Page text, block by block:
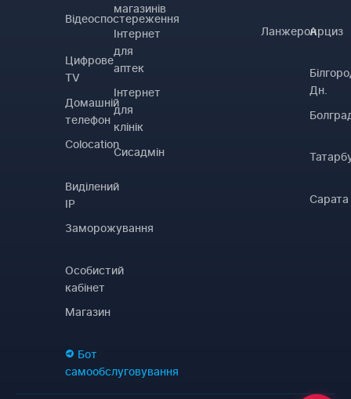
Відеоспостереження
Цифрове
TV
Домашній
телефон
Colocation
Виділений
IP
Заморожування
Особистий
кабінет
Магазин
Бот
самообслуговування
магазинів
Інтернет
для
аптек
Інтернет
для
клінік
Сисадмін
ЛанжеронАрциз
Дн.
Сарата